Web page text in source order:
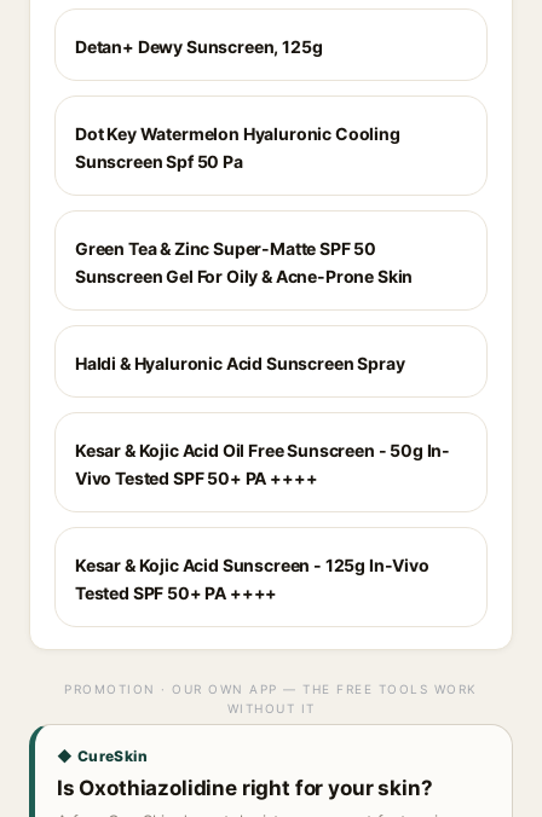
Detan+ Dewy Sunscreen, 125g
Dot Key Watermelon Hyaluronic Cooling
Sunscreen Spf 50 Pa
Green Tea & Zinc Super-Matte SPF 50
Sunscreen Gel For Oily & Acne-Prone Skin
Haldi & Hyaluronic Acid Sunscreen Spray
Kesar & Kojic Acid Oil Free Sunscreen - 50g In-
Vivo Tested SPF 50+ PA ++++
Kesar & Kojic Acid Sunscreen - 125g In-Vivo
Tested SPF 50+ PA ++++
PROMOTION · OUR OWN APP — THE FREE TOOLS WORK
WITHOUT IT
◆ CureSkin
Is Oxothiazolidine right for your skin?